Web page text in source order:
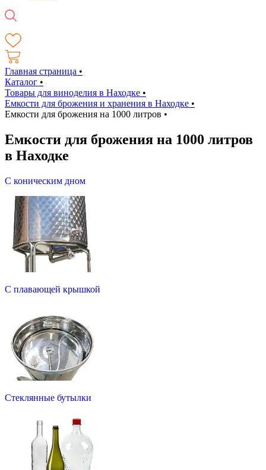
Главная страница •
Каталог •
Товары для виноделия в Находке •
Емкости для брожения и хранения в Находке •
Емкости для брожения на 1000 литров •
Емкости для брожения на 1000 литров
в Находке
С коническим дном
С плавающей крышкой
Стеклянные бутылки